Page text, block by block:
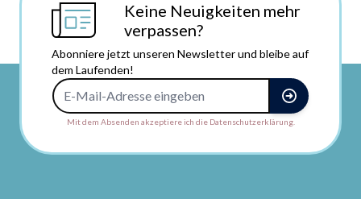
Keine Neuigkeiten mehr
verpassen?
Abonniere jetzt unseren Newsletter und bleibe auf
dem Laufenden!
Mit dem Absenden akzeptiere ich die Datenschutzerklärung.